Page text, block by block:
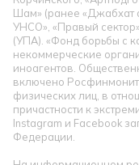
Шам» (ранее «Джабхат
УНСО», «Правый
(УПА). «Фонд борьбы с
некоммерческие
иноагентов.
включено
физических лиц, в
причастности к
Instagram и Facebook
Федерации.